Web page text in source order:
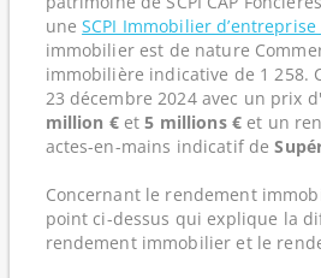
uneSCPI Immobilier d’entreprise
immobilier est de nature
immobilière indicative de 1 258.
23 décembre 2024 avec un prix
million €et5 millions € et un
actes-en-mains indicatif de
Concernant le rendement
point ci-dessus qui explique la
rendement immobilier et le